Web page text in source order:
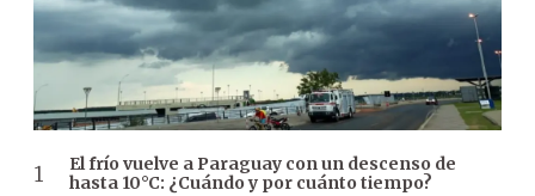
El frío vuelve a Paraguay con un descenso de
hasta 10°C: ¿Cuándo y por cuánto tiempo?